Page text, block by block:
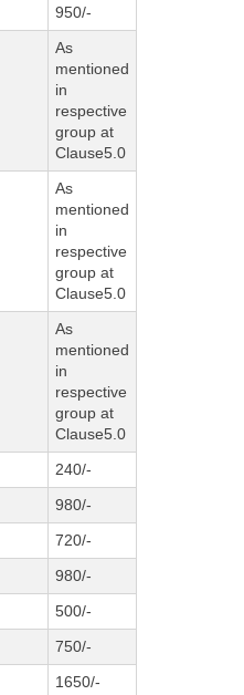
950/-
As
mentioned
in
respective
group at
Clause5.0
As
mentioned
in
respective
group at
Clause5.0
As
mentioned
in
respective
group at
Clause5.0
240/-
980/-
720/-
980/-
500/-
750/-
1650/-